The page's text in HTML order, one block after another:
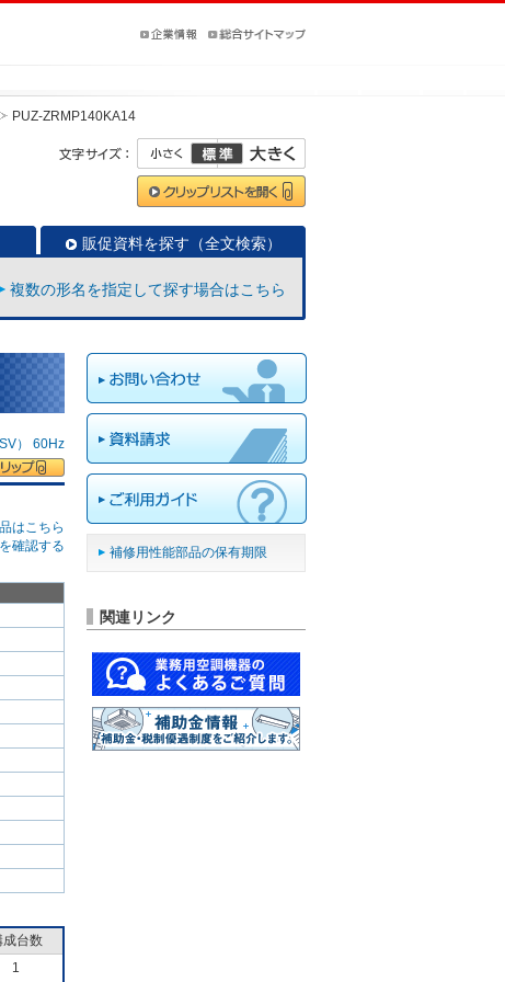
PUZ-ZRMP140KA14
販促資料を探す（全文検索）
複数の形名を指定して探す場合はこちら
） 60Hz
はこちら
確認する
成台数
1
補修用性能部品の保有期限
関連リンク